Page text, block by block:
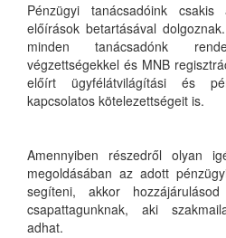
Pénzügyi tanácsadóink
előírások betartásával
minden tanácsadónk
végzettségekkel és MNB
előírt ügyfélátvilágítási és
kapcsolatos kötelezettségeit is.
Amennyiben részedről olyan
megoldásában az adott
segíteni, akkor
csapattagunknak, aki
adhat.